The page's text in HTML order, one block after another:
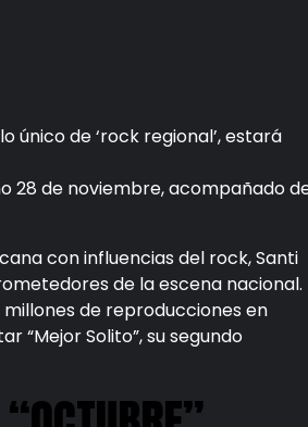
único de ‘rock regional’, estará
28 de noviembre, acompañado
con influencias del rock, Santi
de la escena nacional.
de reproducciones en
“Mejor Solito”, su segundo